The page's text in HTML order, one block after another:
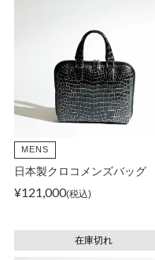
MENS
日本製クロコメンズバッグ
¥121,000 税込
在庫切れ